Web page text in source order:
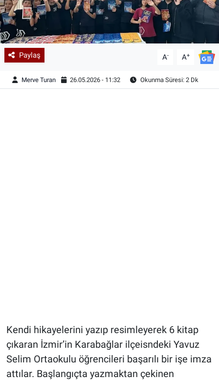
Paylaş A- A+
Merve Turan 26.05.2026 - 11:32 Okunma Süresi: 2 Dk
Kendi hikayelerini yazıp resimleyerek 6 kitap
çıkaran İzmir’in Karabağlar ilçeisndeki Yavuz
Selim Ortaokulu öğrencileri başarılı bir işe imza
attılar. Başlangıçta yazmaktan çekinen